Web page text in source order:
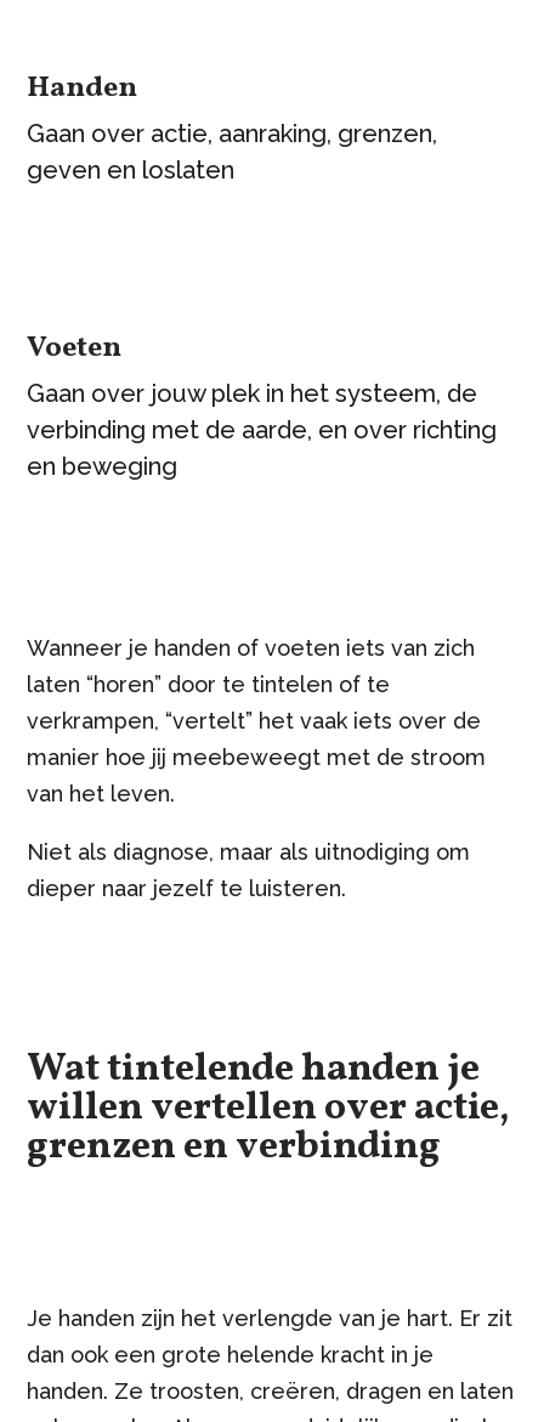
Handen
Gaan over actie, aanraking, grenzen,
geven en loslaten
Voeten
Gaan over jouw plek in het systeem, de
verbinding met de aarde, en over richting
en beweging
Wanneer je handen of voeten iets van zich
laten “horen” door te tintelen of te
verkrampen, “vertelt” het vaak iets over de
manier hoe jij meebeweegt met de stroom
van het leven.
Niet als diagnose, maar als uitnodiging om
dieper naar jezelf te luisteren.
Wat tintelende handen je
willen vertellen over actie,
grenzen en verbinding
Je handen zijn het verlengde van je hart. Er zit
dan ook een grote helende kracht in je
handen. Ze troosten, creëren, dragen en laten